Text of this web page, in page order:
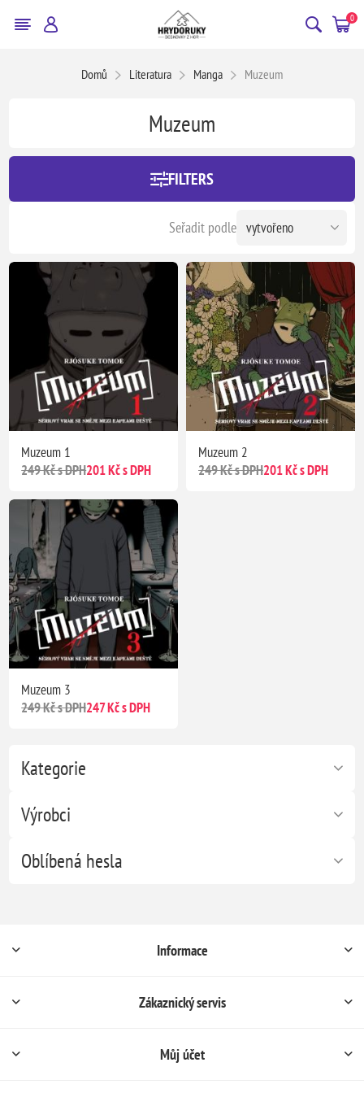
0
Domů Literatura Manga Muzeum
Kategorie
Výrobci
Oblíbená hesla
Muzeum
FILTERS
Seřadit podle
Muzeum 1
249 Kč s DPH201 Kč s DPH
Muzeum 2
249 Kč s DPH201 Kč s DPH
Muzeum 3
249 Kč s DPH247 Kč s DPH
Informace
Zákaznický servis
Můj účet